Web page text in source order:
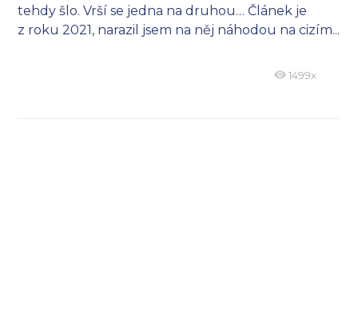
tehdy šlo. Vrší se jedna na druhou… Článek je
z roku 2021, narazil jsem na něj náhodou na cizím...
1499x